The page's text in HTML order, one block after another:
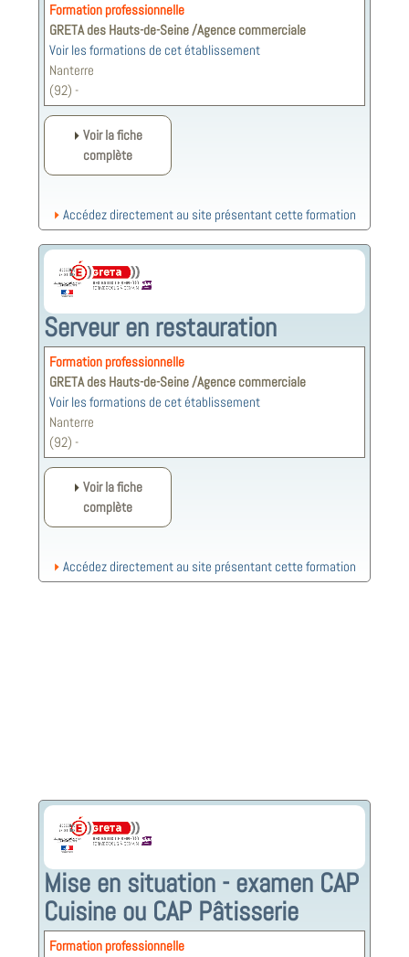
Formation professionnelle
GRETA des Hauts-de-Seine /Agence commerciale
Voir les formations de cet établissement
Nanterre
(92) -
Voir la fiche
complète
Accédez directement au site présentant cette formation
Serveur en restauration
Formation professionnelle
GRETA des Hauts-de-Seine /Agence commerciale
Voir les formations de cet établissement
Nanterre
(92) -
Voir la fiche
complète
Accédez directement au site présentant cette formation
Mise en situation - examen CAP
Cuisine ou CAP Pâtisserie
Formation professionnelle